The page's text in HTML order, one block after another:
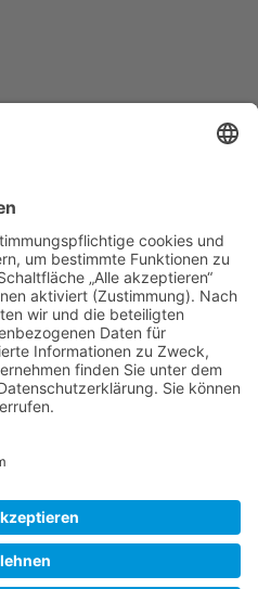
e.V.
geschützt! Zur Anzeige
geschützt! Zur Anzeige